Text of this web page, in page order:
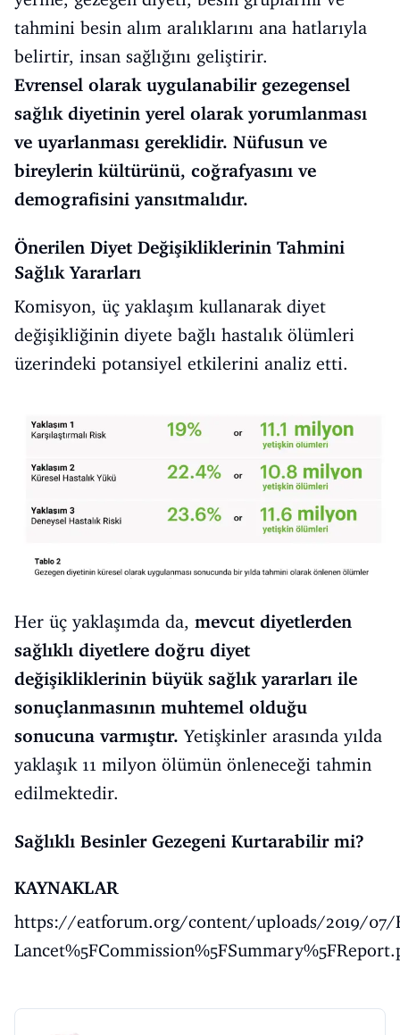
tahmini besin alım aralıklarını ana hatlarıyla
belirtir, insan sağlığını geliştirir.
Evrensel olarak uygulanabilir gezegensel
sağlık diyetinin yerel olarak yorumlanması
ve uyarlanması gereklidir. Nüfusun ve
bireylerin kültürünü, coğrafyasını ve
demografisini yansıtmalıdır.
Önerilen Diyet Değişikliklerinin Tahmini
Sağlık Yararları
Komisyon, üç yaklaşım kullanarak diyet
değişikliğinin diyete bağlı hastalık ölümleri
üzerindeki potansiyel etkilerini analiz etti.
Her üç yaklaşımda da, mevcut diyetlerden
sağlıklı diyetlere doğru diyet
değişikliklerinin büyük sağlık yararları ile
sonuçlanmasının muhtemel olduğu
sonucuna varmıştır. Yetişkinler arasında yılda
yaklaşık 11 milyon ölümün önleneceği tahmin
edilmektedir.
Sağlıklı Besinler Gezegeni Kurtarabilir mi?
KAYNAKLAR
https://eatforum.org/content/uploads/2019/07/